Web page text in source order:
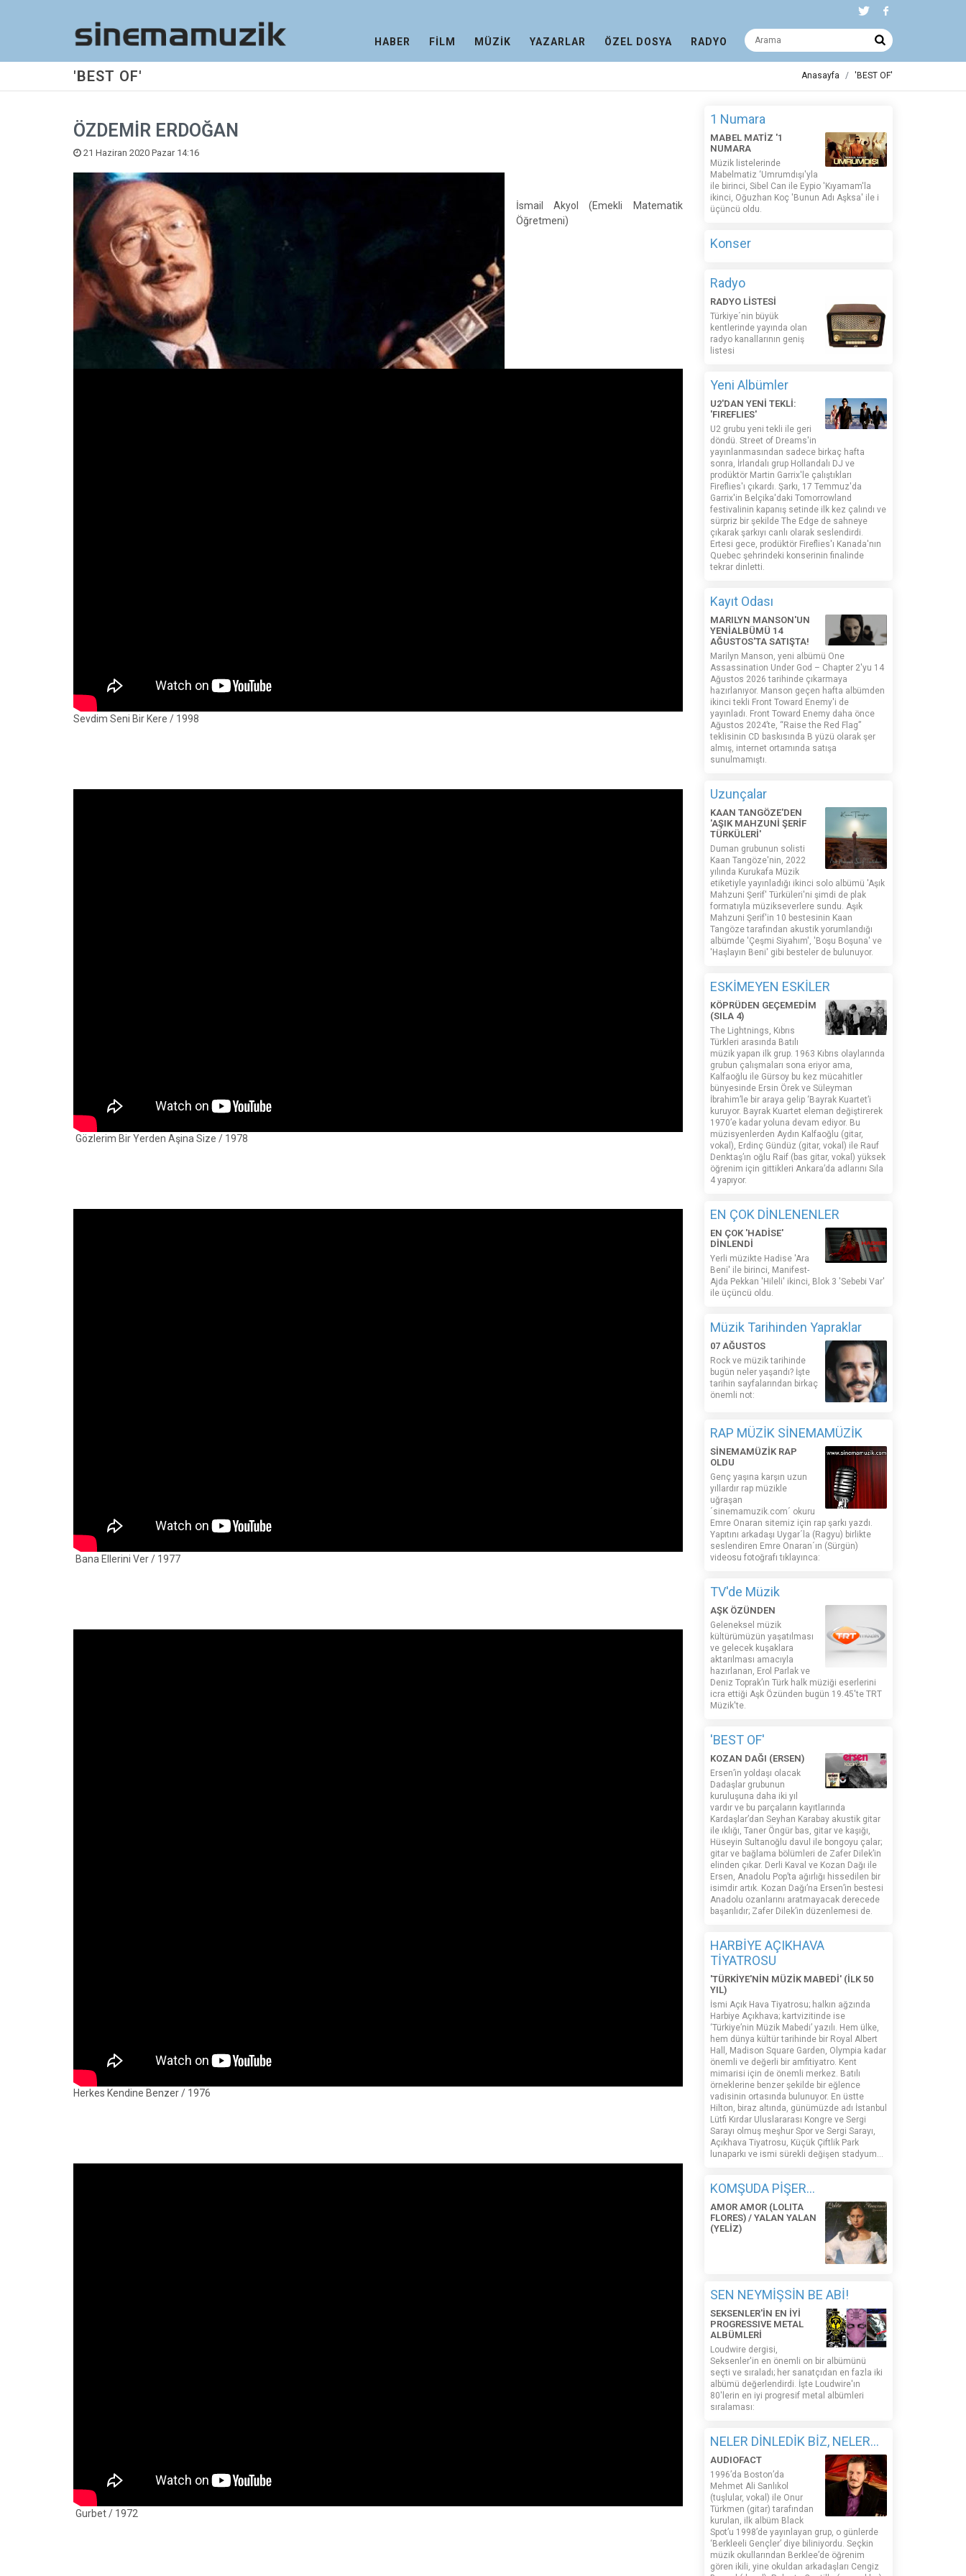
HABER FİLM MÜZİK YAZARLAR ÖZEL DOSYA RADYO
'BEST OF' Anasayfa 'BEST OF'
ÖZDEMİR ERDOĞAN
21 Haziran 2020 Pazar 14:16
İsmail Akyol (Emekli Matematik
Öğretmeni)
Sevdim Seni Bir Kere / 1998
Gözlerim Bir Yerden Aşina Size / 1978
Bana Ellerini Ver / 1977
Herkes Kendine Benzer / 1976
Gurbet / 1972
1 Numara
MABEL MATİZ '1
NUMARA
Müzik listelerinde
Mabelmatiz ‘Umrumdışı'yla
ile birinci, Sibel Can ile Eypio 'Kıyamam'la
ikinci, Oğuzhan Koç 'Bunun Adı Aşksa' ile i
üçüncü oldu.
Konser
Radyo
RADYO LİSTESİ
Türkiye´nin büyük
kentlerinde yayında olan
radyo kanallarının geniş
listesi
Yeni Albümler
U2'DAN YENİ TEKLİ:
'FIREFLIES'
U2 grubu yeni tekli ile geri
döndü. Street of Dreams'in
yayınlanmasından sadece birkaç hafta
sonra, İrlandalı grup Hollandalı DJ ve
prodüktör Martin Garrix'le çalıştıkları
Fireflies'ı çıkardı. Şarkı, 17 Temmuz'da
Garrix'in Belçika'daki Tomorrowland
festivalinin kapanış setinde ilk kez çalındı ​​ve
sürpriz bir şekilde The Edge de sahneye
çıkarak şarkıyı canlı olarak seslendirdi.
Ertesi gece, prodüktör Fireflies'ı Kanada'nın
Quebec şehrindeki konserinin finalinde
tekrar dinletti.
Kayıt Odası
MARILYN MANSON'UN
YENİALBÜMÜ 14
AĞUSTOS'TA SATIŞTA!
Marilyn Manson, yeni albümü One
Assassination Under God – Chapter 2'yu 14
Ağustos 2026 tarihinde çıkarmaya
hazırlanıyor. Manson geçen hafta albümden
ikinci tekli Front Toward Enemy'i de
yayınladı. Front Toward Enemy daha önce
Ağustos 2024’te, “Raise the Red Flag”
teklisinin CD baskısında B yüzü olarak şer
almış, internet ortamında satışa
sunulmamıştı.
Uzunçalar
KAAN TANGÖZE'DEN
'AŞIK MAHZUNİ ŞERİF
TÜRKÜLERİ'
Duman grubunun solisti
Kaan Tangöze'nin, 2022
yılında Kurukafa Müzik
etiketiyle yayınladığı ikinci solo albümü 'Aşık
Mahzuni Şerif' Türküleri'ni şimdi de plak
formatıyla müzikseverlere sundu. Aşık
Mahzuni Şerif'in 10 bestesinin Kaan
Tangöze tarafından akustik yorumlandığı
albümde 'Çeşmi Siyahım', 'Boşu Boşuna' ve
'Haşlayın Beni' gibi besteler de bulunuyor.
ESKİMEYEN ESKİLER
KÖPRÜDEN GEÇEMEDİM
(SILA 4)
The Lightnings, Kıbrıs
Türkleri arasında Batılı
müzik yapan ilk grup. 1963 Kıbrıs olaylarında
grubun çalışmaları sona eriyor ama,
Kalfaoğlu ile Gürsoy bu kez mücahitler
bünyesinde Ersin Örek ve Süleyman
İbrahim’le bir araya gelip ‘Bayrak Kuartet’i
kuruyor. Bayrak Kuartet eleman değiştirerek
1970’e kadar yoluna devam ediyor. Bu
müzisyenlerden Aydın Kalfaoğlu (gitar,
vokal), Erdinç Gündüz (gitar, vokal) ile Rauf
Denktaş’ın oğlu Raif (bas gitar, vokal) yüksek
öğrenim için gittikleri Ankara’da adlarını Sıla
4 yapıyor.
EN ÇOK DİNLENENLER
EN ÇOK 'HADİSE'
DİNLENDİ
Yerli müzikte Hadise 'Ara
Beni' ile birinci, Manifest-
Ajda Pekkan 'Hileli' ikinci, Blok 3 'Sebebi Var'
ile üçüncü oldu.
Müzik Tarihinden Yapraklar
07 AĞUSTOS
Rock ve müzik tarihinde
bugün neler yaşandı? İşte
tarihin sayfalarından birkaç
önemli not:
RAP MÜZİK SİNEMAMÜZİK
SİNEMAMÜZİK RAP
OLDU
Genç yaşına karşın uzun
yıllardır rap müzikle
uğraşan
´sinemamuzik.com´ okuru
Emre Onaran sitemiz için rap şarkı yazdı.
Yapıtını arkadaşı Uygar´la (Ragyu) birlikte
seslendiren Emre Onaran´ın (Sürgün)
videosu fotoğrafı tıklayınca:
TV'de Müzik
AŞK ÖZÜNDEN
Geleneksel müzik
kültürümüzün yaşatılması
ve gelecek kuşaklara
aktarılması amacıyla
hazırlanan, Erol Parlak ve
Deniz Toprak’ın Türk halk müziği eserlerini
icra ettiği Aşk Özünden bugün 19.45'te TRT
Müzik'te.
'BEST OF'
KOZAN DAĞI (ERSEN)
Ersen’in yoldaşı olacak
Dadaşlar grubunun
kuruluşuna daha iki yıl
vardır ve bu parçaların kayıtlarında
Kardaşlar’dan Seyhan Karabay akustik gitar
ile ıklığı, Taner Öngür bas, gitar ve kaşığı,
Hüseyin Sultanoğlu davul ile bongoyu çalar;
gitar ve bağlama bölümleri de Zafer Dilek’in
elinden çıkar. Derli Kaval ve Kozan Dağı ile
Ersen, Anadolu Pop’ta ağırlığı hissedilen bir
isimdir artık. Kozan Dağı’na Ersen’in bestesi
Anadolu ozanlarını aratmayacak derecede
başarılıdır; Zafer Dilek’in düzenlemesi de.
HARBİYE AÇIKHAVA
TİYATROSU
'TÜRKİYE'NİN MÜZİK MABEDİ' (İLK 50
YIL)
İsmi Açık Hava Tiyatrosu; halkın ağzında
Harbiye Açıkhava; kartvizitinde ise
‘Türkiye’nin Müzik Mabedi’ yazılı. Hem ülke,
hem dünya kültür tarihinde bir Royal Albert
Hall, Madison Square Garden, Olympia kadar
önemli ve değerli bir amfitiyatro. Kent
mimarisi için de önemli merkez. Batılı
örneklerine benzer şekilde bir eğlence
vadisinin ortasında bulunuyor. En üstte
Hilton, biraz altında, günümüzde adı İstanbul
Lütfi Kırdar Uluslararası Kongre ve Sergi
Sarayı olmuş meşhur Spor ve Sergi Sarayı,
Açıkhava Tiyatrosu, Küçük Çiftlik Park
lunaparkı ve ismi sürekli değişen stadyum…
KOMŞUDA PİŞER...
AMOR AMOR (LOLITA
FLORES) / YALAN YALAN
(YELİZ)
SEN NEYMİŞSİN BE ABİ!
SEKSENLER'İN EN İYİ
PROGRESSIVE METAL
ALBÜMLERİ
Loudwire dergisi,
Seksenler'in en önemli on bir albümünü
seçti ve sıraladı; her sanatçıdan en fazla iki
albümü değerlendirdi. İşte Loudwire'ın
80'lerin en iyi progresif metal albümleri
sıralaması:
NELER DİNLEDİK BİZ, NELER...
AUDIOFACT
1996’da Boston’da
Mehmet Ali Sanlıkol
(tuşlular, vokal) ile Onur
Türkmen (gitar) tarafından
kurulan, ilk albüm Black
Spot’u 1998’de yayınlayan grup, o günlerde
‘Berkleeli Gençler’ diye biliniyordu. Seçkin
müzik okullarından Berklee’de öğrenim
gören ikili, yine okuldan arkadaşları Cengiz